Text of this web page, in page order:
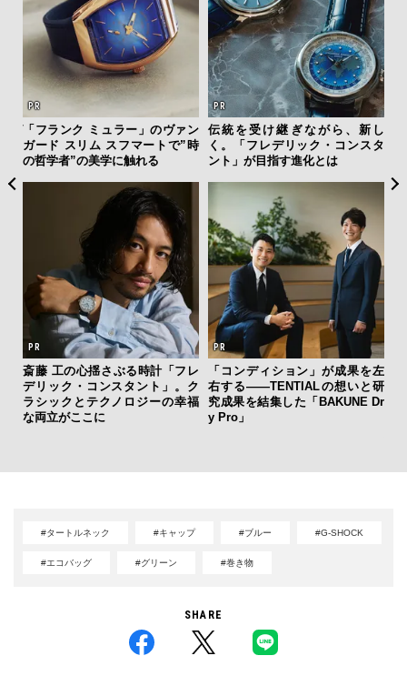
「フランク ミュラー」のヴァン
ガード スリム スフマートで”時
の哲学者”の美学に触れる
伝統を受け継ぎながら、新し
く。「フレデリック・コンスタ
ント」が目指す進化とは
斎藤 工の心揺さぶる時計「フレ
デリック・コンスタント」。ク
ラシックとテクノロジーの幸福
な両立がここに
「コンディション」が成果を左
右する——TENTIALの想いと研
究成果を結集した「BAKUNE Dr
y Pro」
モ
#タートルネック #キャップ #ブルー #G-SHOCK
#エコバッグ #グリーン #巻き物
SHARE